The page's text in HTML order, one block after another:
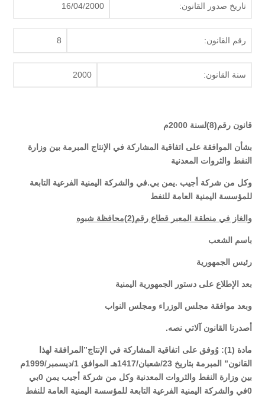
تاريخ صدور القانون: 16/04/2000
رقم القانون: 8
سنة القانون: 2000
قانون رقم(8)لسنة 2000م
بشأن الموافقة على اتفاقية المشاركة في الإنتاج المبرمة بين وزارة
النفط والثروات المعدنية
وكل من شركة أجيب .يمن بي.في والشركة اليمنية الفرعية التابعة
للمؤسسة اليمنية العامة للنفط
والغاز في منطقة المعبر قطاع رقم(2)محافظة شبوه
باسم الشعب
رئيس الجمهورية
بعد الإطلاع على دستور الجمهورية اليمنية
وبعد موافقة مجلس الوزراء ومجلس النواب
أصدرنا القانون آلاتي نصه.
مادة (1): وُوفق على اتفاقية المشاركة في الإنتاج”المرافقة لهذا
القانون” المبرمة بتاريخ 23/شعبان/1417هـ الموافق 1/ديسمبر/1999م
بين وزارة النفط والثروات المعدنية وكل من شركة أجيب يمن 0بي
0في والشركة اليمنية الفرعية التابعة للمؤسسة اليمنية العامة للنفط